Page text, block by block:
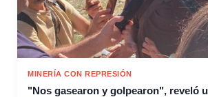
MINERÍA CON REPRESIÓN
"Nos gasearon y golpearon", reveló